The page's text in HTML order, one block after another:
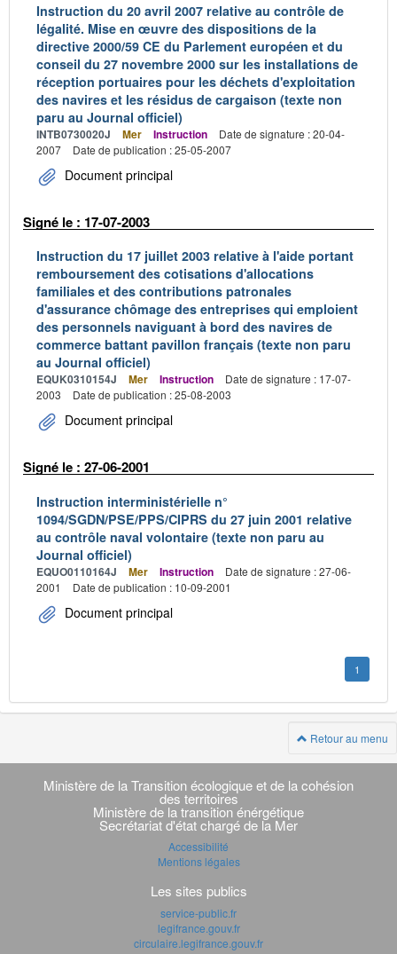
Instruction du 20 avril 2007 relative au contrôle de
légalité. Mise en œuvre des dispositions de la
directive 2000/59 CE du Parlement européen et du
conseil du 27 novembre 2000 sur les installations de
réception portuaires pour les déchets d'exploitation
des navires et les résidus de cargaison (texte non
paru au Journal officiel)
INTB0730020J Mer Instruction
Date de signature : 20-04-
2007
Date de publication : 25-05-2007
Document principal
Signé le : 17-07-2003
Instruction du 17 juillet 2003 relative à l'aide portant
remboursement des cotisations d'allocations
familiales et des contributions patronales
d'assurance chômage des entreprises qui emploient
des personnels naviguant à bord des navires de
commerce battant pavillon français (texte non paru
au Journal officiel)
EQUK0310154J Mer Instruction
Date de signature : 17-07-
2003
Date de publication : 25-08-2003
Document principal
Signé le : 27-06-2001
Instruction interministérielle n°
1094/SGDN/PSE/PPS/CIPRS du 27 juin 2001 relative
au contrôle naval volontaire (texte non paru au
Journal officiel)
EQUO0110164J Mer Instruction
Date de signature : 27-06-
2001
Date de publication : 10-09-2001
Document principal
1
Retour au menu
Navigation
transverse
Ministère de la Transition écologique et de la cohésion
des territoires
Ministère de la transition énérgétique
Secrétariat d'état chargé de la Mer
Accessibilité
Mentions légales
Les sites publics
service-public.fr
legifrance.gouv.fr
circulaire.legifrance.gouv.fr